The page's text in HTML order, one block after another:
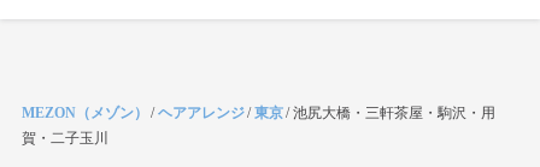
MEZON（メゾン） /ヘアアレンジ/東京/池尻大橋・三軒茶屋・駒沢・用
賀・二子玉川